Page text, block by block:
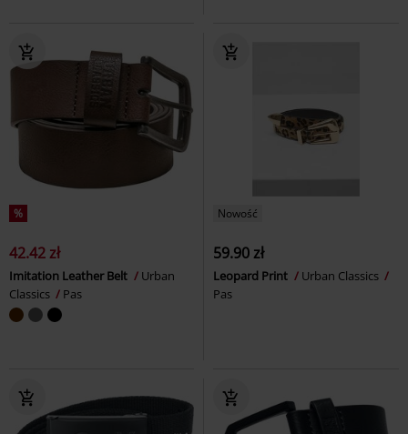
%
42.42 zł
Imitation Leather Belt
Urban
Classics
Pas
Nowość
59.90 zł
Leopard Print
Urban Classics
Pas